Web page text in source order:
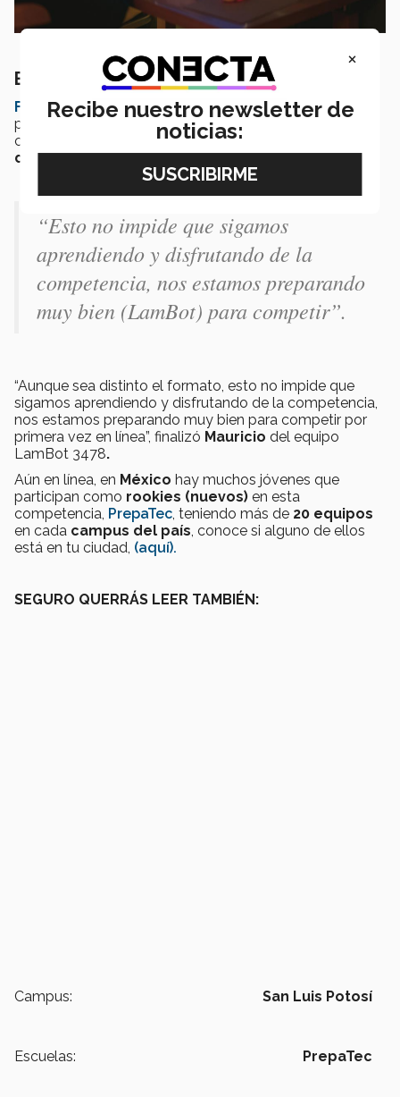
El compromiso de los jóvenes
FIRSTestá situando en que los equipos concentren
parte de su labor en la competencia con ayuda en la
comunidad, para que el torneo se sitúe lo más
divertido y retador posible.
“Esto no impide que sigamos
aprendiendo y disfrutando de la
competencia, nos estamos preparando
muy bien (LamBot) para competir”.
“Aunque sea distinto el formato, esto no impide que
sigamos aprendiendo y disfrutando de la competencia,
nos estamos preparando muy bien para competir por
primera vez en línea”, finalizó Mauricio del equipo
LamBot 3478.
Aún en línea, en México hay muchos jóvenes que
participan como rookies (nuevos) en esta
competencia, PrepaTec , teniendo más de 20 equipos
en cada campus del país , conoce si alguno de ellos
está en tu ciudad, (aquí).
SEGURO QUERRÁS LEER TAMBIÉN:
Campus: San Luis Potosí
Escuelas: PrepaTec
×
Recibe nuestro newsletter de
noticias: